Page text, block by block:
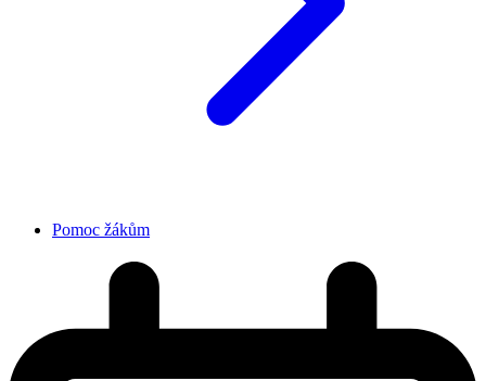
Pomoc žákům